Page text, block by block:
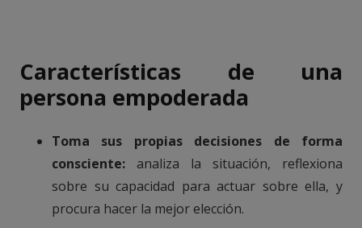
Características de una
persona empoderada
Toma sus propias decisiones de forma
consciente: analiza la situación, reflexiona
sobre su capacidad para actuar sobre ella, y
procura hacer la mejor elección.